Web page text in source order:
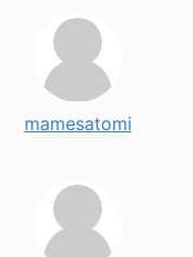
mamesatomi